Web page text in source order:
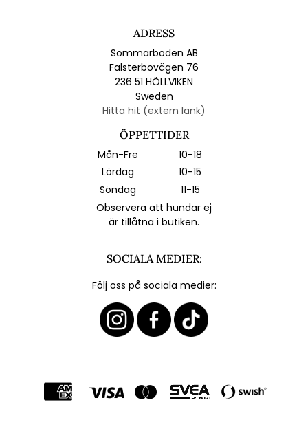
ADRESS
Sommarboden AB
Falsterbovägen 76
236 51 HÖLLVIKEN
Sweden
Hitta hit (extern länk)
ÖPPETTIDER
Mån-Fre
10-18
Lördag
10-15
Söndag
11-15
Observera att hundar ej
är tillåtna i butiken.
SOCIALA MEDIER:
Följ oss på sociala medier: